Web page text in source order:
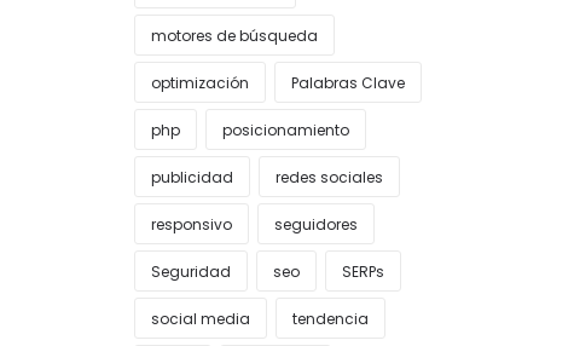
motores de búsqueda
optimización Palabras Clave
php posicionamiento
publicidad redes sociales
responsivo seguidores
Seguridad seo SERPs
social media tendencia